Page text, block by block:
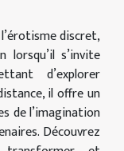
discret,
lorsqu’il s’invite
d’explorer
il offre un
de l’imagination
Découvrez